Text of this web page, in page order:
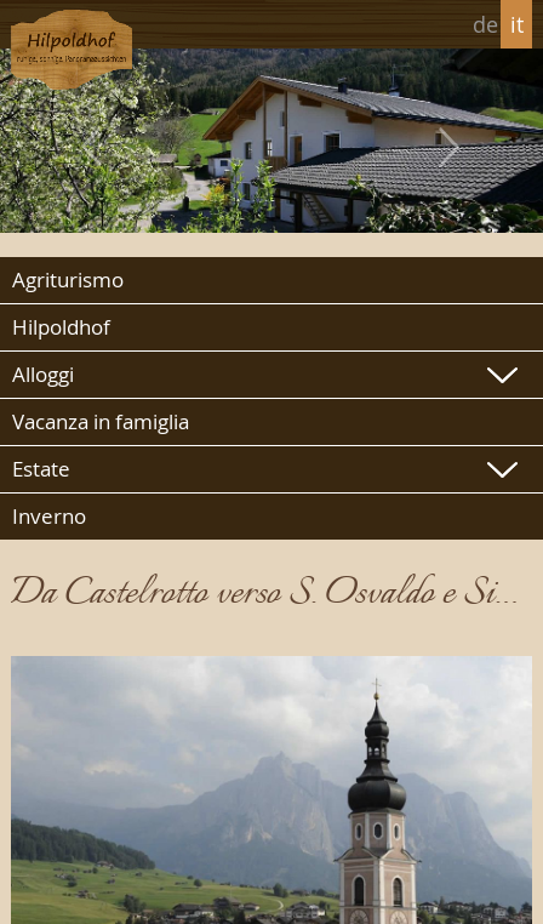
de it
Agriturismo
Hilpoldhof
Alloggi
Vacanza in famiglia
Estate
Inverno
Da Castelrotto verso S. Osvaldo e Siusi